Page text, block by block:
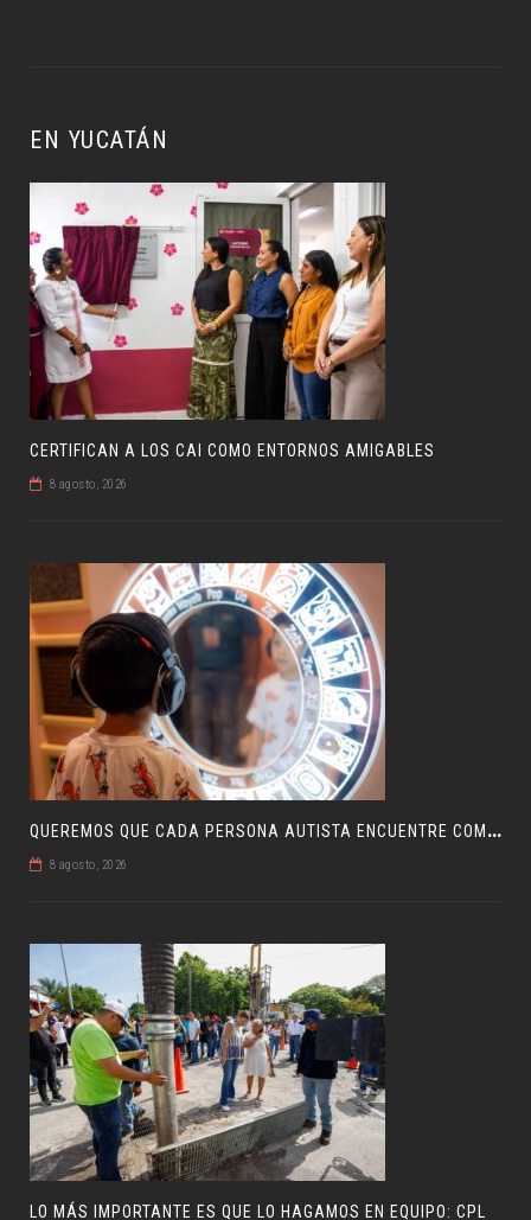
EN YUCATÁN
CERTIFICAN A LOS CAI COMO ENTORNOS AMIGABLES
8 agosto, 2026
Q
UEREMOS QUE CADA PERSONA AUTISTA ENCUENTRE COMPRENSIÓN: JDM
8 agosto, 2026
LO MÁS IMPORTANTE ES QUE LO HAGAMOS EN EQUIPO: CPL